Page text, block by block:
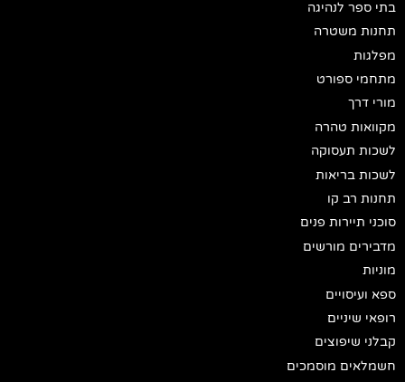
בתי ספר לנהיגה
תחנות משטרה
מפלגות
מתחמי ספורט
מורי דרך
מקוואות טהרה
לשכות תעסוקה
לשכות בריאות
תחנות רב קו
סוכני תיירות פנים
מדבירים מורשים
מוניות
ספא ועיסויים
רופאי שיניים
קבלני שיפוצים
חשמלאים מוסמכים